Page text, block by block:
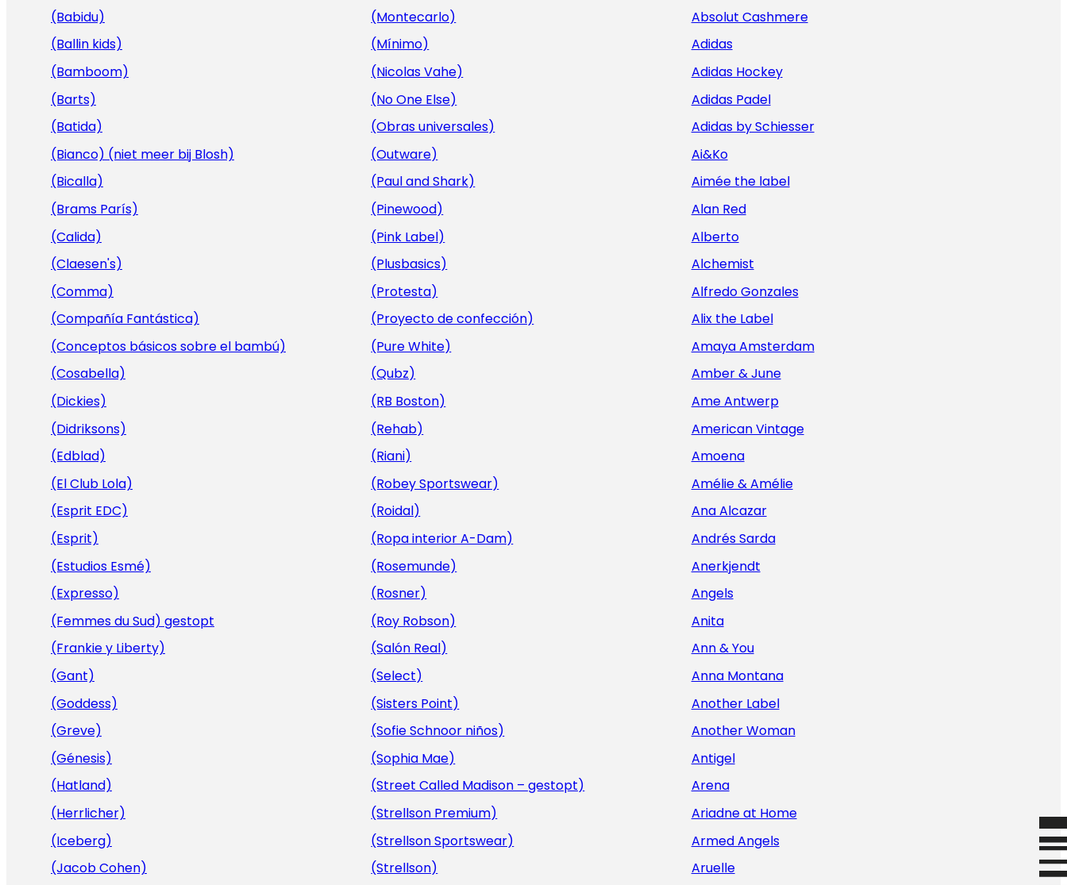
(Babidu)
(Ballin kids)
(Bamboom)
(Barts)
(Batida)
(Bianco) (niet meer bij Blosh)
(Bicalla)
(Brams París)
(Calida)
(Claesen's)
(Comma)
(Compañía Fantástica)
(Conceptos básicos sobre el bambú)
(Cosabella)
(Dickies)
(Didriksons)
(Edblad)
(El Club Lola)
(Esprit EDC)
(Esprit)
(Estudios Esmé)
(Expresso)
(Femmes du Sud) gestopt
(Frankie y Liberty)
(Gant)
(Goddess)
(Greve)
(Génesis)
(Hatland)
(Herrlicher)
(Iceberg)
(Jacob Cohen)
(Montecarlo)
(Mínimo)
(Nicolas Vahe)
(No One Else)
(Obras universales)
(Outware)
(Paul and Shark)
(Pinewood)
(Pink Label)
(Plusbasics)
(Protesta)
(Proyecto de confección)
(Pure White)
(Qubz)
(RB Boston)
(Rehab)
(Riani)
(Robey Sportswear)
(Roidal)
(Ropa interior A-Dam)
(Rosemunde)
(Rosner)
(Roy Robson)
(Salón Real)
(Select)
(Sisters Point)
(Sofie Schnoor niños)
(Sophia Mae)
(Street Called Madison – gestopt)
(Strellson Premium)
(Strellson Sportswear)
(Strellson)
Absolut Cashmere
Adidas
Adidas Hockey
Adidas Padel
Adidas by Schiesser
Ai&Ko
Aimée the label
Alan Red
Alberto
Alchemist
Alfredo Gonzales
Alix the Label
Amaya Amsterdam
Amber & June
Ame Antwerp
American Vintage
Amoena
Amélie & Amélie
Ana Alcazar
Andrés Sarda
Anerkjendt
Angels
Anita
Ann & You
Anna Montana
Another Label
Another Woman
Antigel
Arena
Ariadne at Home
Armed Angels
Aruelle